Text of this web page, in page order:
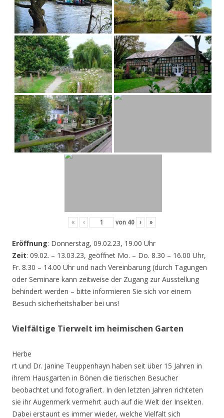
« ‹ von 40 › »
Eröffnung: Donnerstag, 09.02.23, 19.00 Uhr
Zeit: 09.02. – 13.03.23, geöffnet Mo. – Do. 8.30 – 16.00 Uhr,
Fr. 8.30 – 14.00 Uhr und nach Vereinbarung (durch Tagungen
oder Seminare kann zeitweise der Zugang zur Ausstellung
behindert werden – bitte informieren Sie sich vor einem
Besuch sicherheitshalber bei uns!
Vielfältige Tierwelt im heimischen Garten
Herbe
rt und Dr. Janine Teuppenhayn haben seit über 15 Jahren in
ihrem Hausgarten in Bönen die tierischen Besucher
beobachtet und fotografiert. In den letzten Jahren richteten
sie ihr Augenmerk vermehrt auch auf die Welt der Insekten.
Dabei erstaunt es immer wieder, welche Vielfalt sich